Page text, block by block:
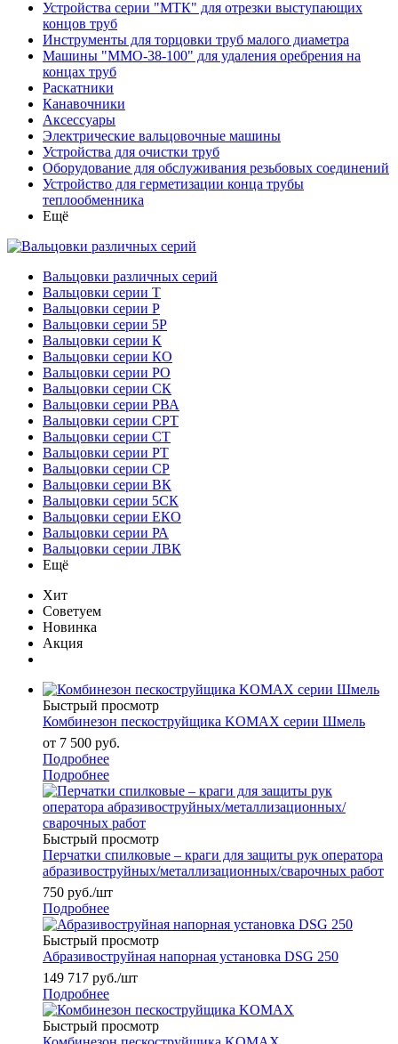
Устройства серии "МТК" для отрезки выступающих
концов труб
Инструменты для торцовки труб малого диаметра
Машины "ММО-38-100" для удаления оребрения на
концах труб
Раскатники
Канавочники
Аксессуары
Электрические вальцовочные машины
Устройства для очистки труб
Оборудование для обслуживания резьбовых соединений
Устройство для герметизации конца трубы
теплообменника
Ещё
Вальцовки различных серий
Вальцовки серии Т
Вальцовки серии Р
Вальцовки серии 5Р
Вальцовки серии К
Вальцовки серии КО
Вальцовки серии РО
Вальцовки серии СК
Вальцовки серии РВА
Вальцовки серии СРТ
Вальцовки серии СТ
Вальцовки серии РТ
Вальцовки серии СР
Вальцовки серии ВК
Вальцовки серии 5СК
Вальцовки серии ЕКО
Вальцовки серии РА
Вальцовки серии ЛВК
Ещё
Хит
Советуем
Новинка
Акция
Быстрый просмотр
Комбинезон пескоструйщика KOMAX серии Шмель
от 7 500 руб.
Подробнее
Подробнее
Быстрый просмотр
Перчатки спилковые – краги для защиты рук оператора
абразивоструйных/металлизационных/сварочных работ
750 руб./шт
Подробнее
Быстрый просмотр
Абразивоструйная напорная установка DSG 250
149 717 руб./шт
Подробнее
Быстрый просмотр